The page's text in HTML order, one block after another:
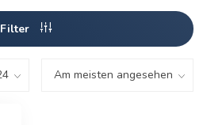
Filter